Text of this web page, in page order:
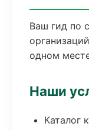
Ваш гид по
одном
Наши
Каталог